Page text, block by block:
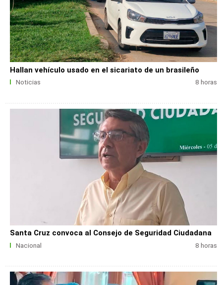
Hallan vehículo usado en el sicariato de un brasileño
Noticias 8 horas
Santa Cruz convoca al Consejo de Seguridad Ciudadana
Nacional 8 horas